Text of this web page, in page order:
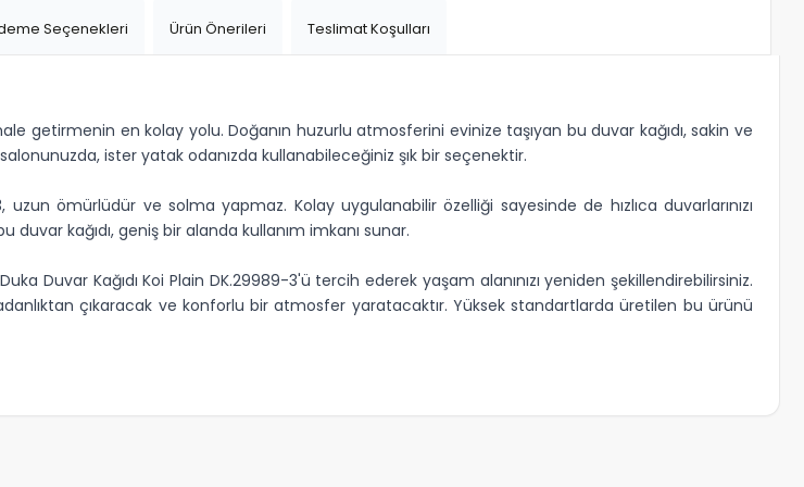
Seçenekleri Ürün Önerileri Teslimat Koşulları
getirmenin en kolay yolu. Doğanın huzurlu atmosferini evinize taşıyan bu duvar kağıdı, sakin ve
ister yatak odanızda kullanabileceğiniz şık bir seçenektir.
ömürlüdür ve solma yapmaz. Kolay uygulanabilir özelliği sayesinde de hızlıca duvarlarınızı
kağıdı, geniş bir alanda kullanım imkanı sunar.
Duvar Kağıdı Koi Plain DK.29989-3'ü tercih ederek yaşam alanınızı yeniden şekillendirebilirsiniz.
çıkaracak ve konforlu bir atmosfer yaratacaktır. Yüksek standartlarda üretilen bu ürünü